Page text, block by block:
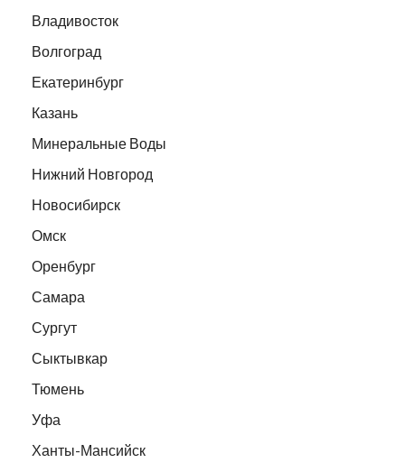
Владивосток
Волгоград
Екатеринбург
Казань
Минеральные Воды
Нижний Новгород
Новосибирск
Омск
Оренбург
Самара
Сургут
Сыктывкар
Тюмень
Уфа
Ханты-Мансийск